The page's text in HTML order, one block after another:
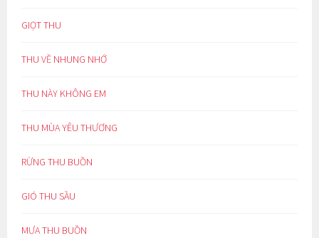
GIỌT THU
THU VỀ NHUNG NHỚ
THU NÀY KHÔNG EM
THU MÙA YÊU THƯƠNG
RỪNG THU BUỒN
GIÓ THU SẦU
MƯA THU BUỒN